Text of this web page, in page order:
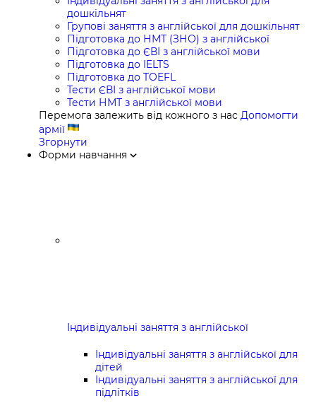
дошкільнят
Групові заняття з англійської для дошкільнят
Підготовка до НМТ (ЗНО) з англійської
Підготовка до ЄВІ з англійської мови
Підготовка до IELTS
Підготовка до TOEFL
Тести ЄВІ з англійської мови
Тести НМТ з англійської мови
Перемога залежить від кожного з нас Допомогти
армії
Згорнути
Форми навчання
Індивідуальні заняття з англійської
Індивідуальні заняття з англійської для
дітей
Індивідуальні заняття з англійської для
підлітків